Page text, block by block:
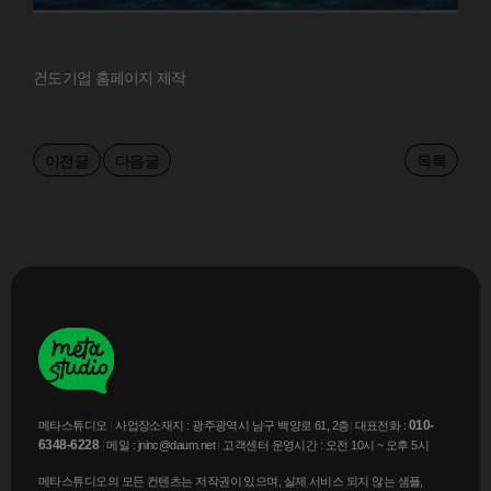
건도기업 홈페이지 제작
이전글 다음글 목록
메타스튜디오 사업장소재지 : 광주광역시 남구 백양로 61, 2층 대표전화 : 010-
6348-6228 메일 : jninc@daum.net 고객센터 운영시간 : 오전 10시 ~ 오후 5시
메타스튜디오의 모든 컨텐츠는 저작권이 있으며, 실제 서비스 되지 않는 샘플,